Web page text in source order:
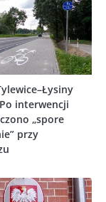
interwencji
„spore
przy